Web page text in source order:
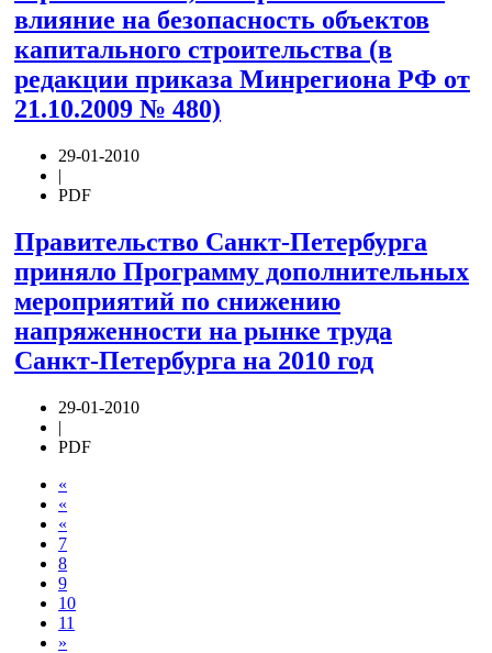
влияние на безопасность объектов
капитального строительства (в
редакции приказа Минрегиона РФ от
21.10.2009 № 480)
29-01-2010
|
PDF
Правительство Санкт-Петербурга
приняло Программу дополнительных
мероприятий по снижению
напряженности на рынке труда
Санкт-Петербурга на 2010 год
29-01-2010
|
PDF
«
«
«
7
8
9
10
11
»